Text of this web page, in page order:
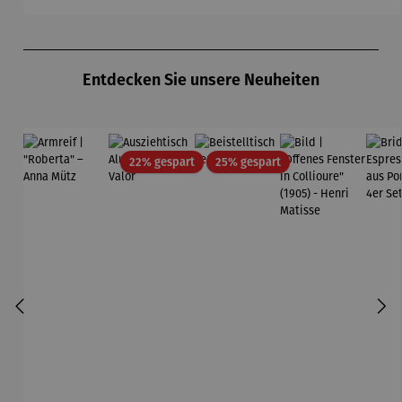
Entdecken Sie unsere Neuheiten
22% gespartRabatt25% gespartRabatt